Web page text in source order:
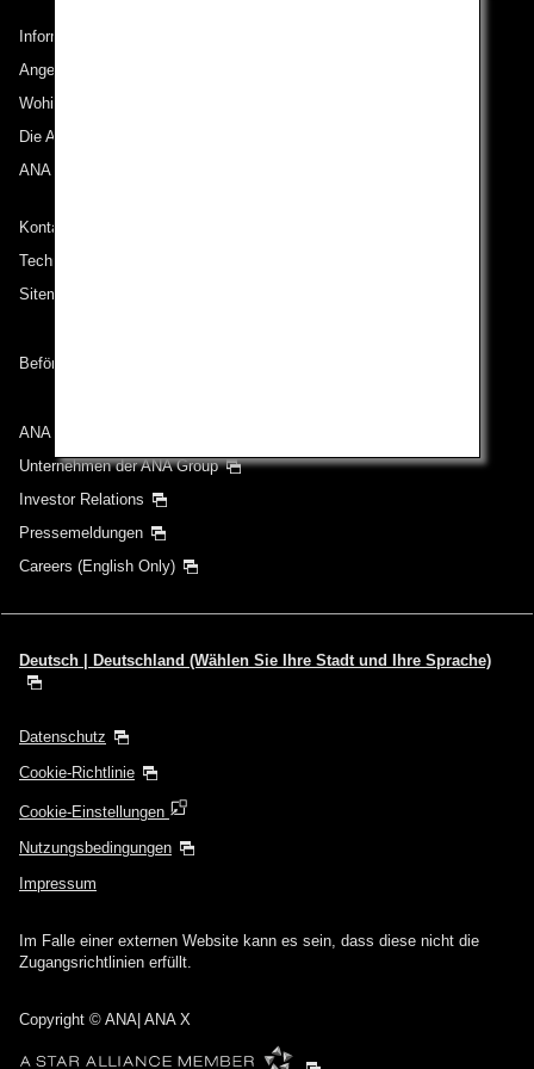
Informationen zu ANA
Angebote und Ankündigungen
Wohin wir reisen
Die ANA Experience
ANA Mileage Club
Kontakt zu ANA
Technische Hilfe (Barrierefreiheit)
Sitemap
Beförderungsbedingungen
ANA Group
Unternehmen der ANA Group
Investor Relations
Pressemeldungen
Careers (English Only)
Deutsch | Deutschland (Wählen Sie Ihre Stadt und Ihre Sprache)
Datenschutz
Cookie-Richtlinie
Cookie-Einstellungen
Nutzungsbedingungen
Impressum
Im Falle einer externen Website kann es sein, dass diese nicht die
Zugangsrichtlinien erfüllt.
Copyright © ANA| ANA X